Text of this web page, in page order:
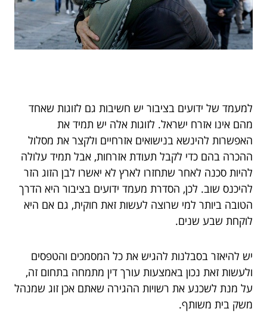
למעמד של ידועים בציבור יש חשיבות גם לזוגות שאחד
מהם אינו אזרח ישראל. לזוגות אלה יש תמיד את
האפשרות להינשא בנישואים אזרחיים ולקצר את מסלול
ההכרה בהם כדי לקבל תעודת אזרחות, אבל תמיד עלולה
להיות סכנה לאחר שתחזרו לארץ לא יאשרו לבן הזוג הזר
להיכנס שוב. לכן, הסדרת מעמד ידועים בציבור היא הדרך
הטובה ביותר למי שרוצה לעשות זאת חוקית, גם אם היא
לוקחת שבע שנים.
יש להיאזר בסבלנות להגיש את כל המסמכים והטפסים
ולעשות זאת נכון באמצעות עורך דין מתמחה בתחום זה,
על מנת לשכנע את רשויות ההגירה שאתם אכן זוג שמנהל
משק בית משותף.